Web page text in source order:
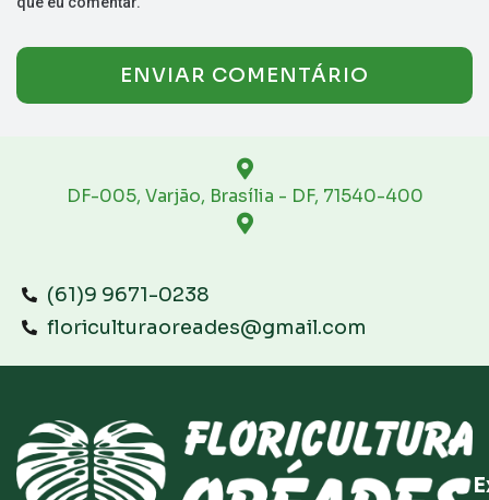
DF-005, Varjão, Brasília - DF, 71540-400
(61)9 9671-0238
floriculturaoreades@gmail.com